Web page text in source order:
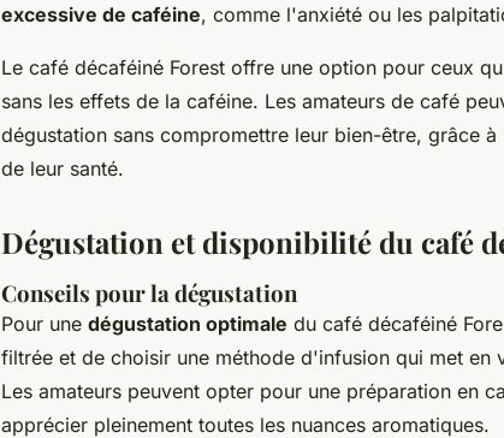
excessive de caféine, comme l'anxiété ou les
Le café décaféiné Forest offre une option pour ceux
sans les effets de la caféine. Les amateurs de café
dégustation sans compromettre leur bien-être, grâce
de leur santé.
Dégustation et disponibilité du café
Conseils pour la dégustation
Pour une dégustation optimale du café décaféiné
filtrée et de choisir une méthode d'infusion qui met en
Les amateurs peuvent opter pour une préparation en
apprécier pleinement toutes les nuances aromatiques.